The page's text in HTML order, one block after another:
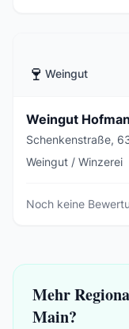
🍷 Weingut
Weingut
Schenkenstraße,
Weingut / Winzerei
Noch keine
Mehr
Main?